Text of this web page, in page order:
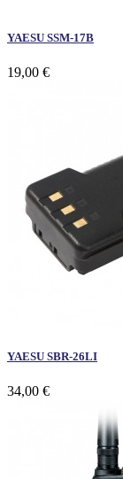
YAESU SSM-17B
19,00 €
YAESU SBR-26LI
34,00 €